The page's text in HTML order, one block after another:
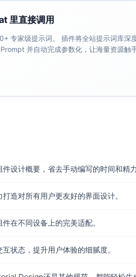
端）可采用灵活的宽度，例如由内容宽度
：
主题样式，带适当填充颜色（实心按钮）
按钮上时，应改变按钮的颜色（背景色或
悬停效果的背景色透明度提升（10% - 15%
钮时，应加粗按钮的边框，或者提供内/
：
里直接调用
专家级提示词。 插件将全站提示词库深
并自动完成参数化，让海量资源触
设计概要，省去手动编写的时间和精力
造对所有用户更友好的界面设计。
在不同设备上的完美适配。
状态，提升用户体验的细腻度。